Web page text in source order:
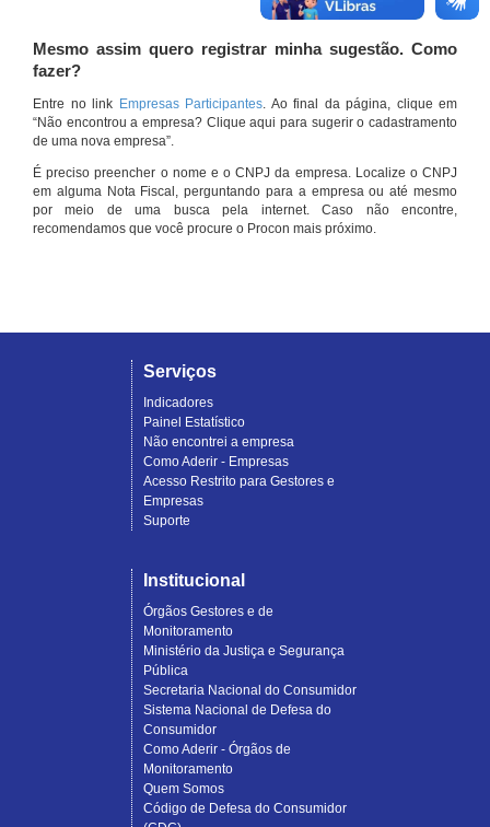
Mesmo assim quero registrar minha sugestão. Como
fazer?
Entre no link Empresas Participantes. Ao final da página, clique em
“Não encontrou a empresa? Clique aqui para sugerir o cadastramento
de uma nova empresa”.
É preciso preencher o nome e o CNPJ da empresa. Localize o CNPJ
em alguma Nota Fiscal, perguntando para a empresa ou até mesmo
por meio de uma busca pela internet. Caso não encontre,
recomendamos que você procure o Procon mais próximo.
Serviços
Indicadores
Painel Estatístico
Não encontrei a empresa
Como Aderir - Empresas
Acesso Restrito para Gestores e
Empresas
Suporte
Institucional
Órgãos Gestores e de
Monitoramento
Ministério da Justiça e Segurança
Pública
Secretaria Nacional do Consumidor
Sistema Nacional de Defesa do
Consumidor
Como Aderir - Órgãos de
Monitoramento
Quem Somos
Código de Defesa do Consumidor